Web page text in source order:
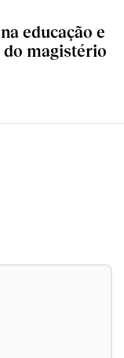
educação e
magistério